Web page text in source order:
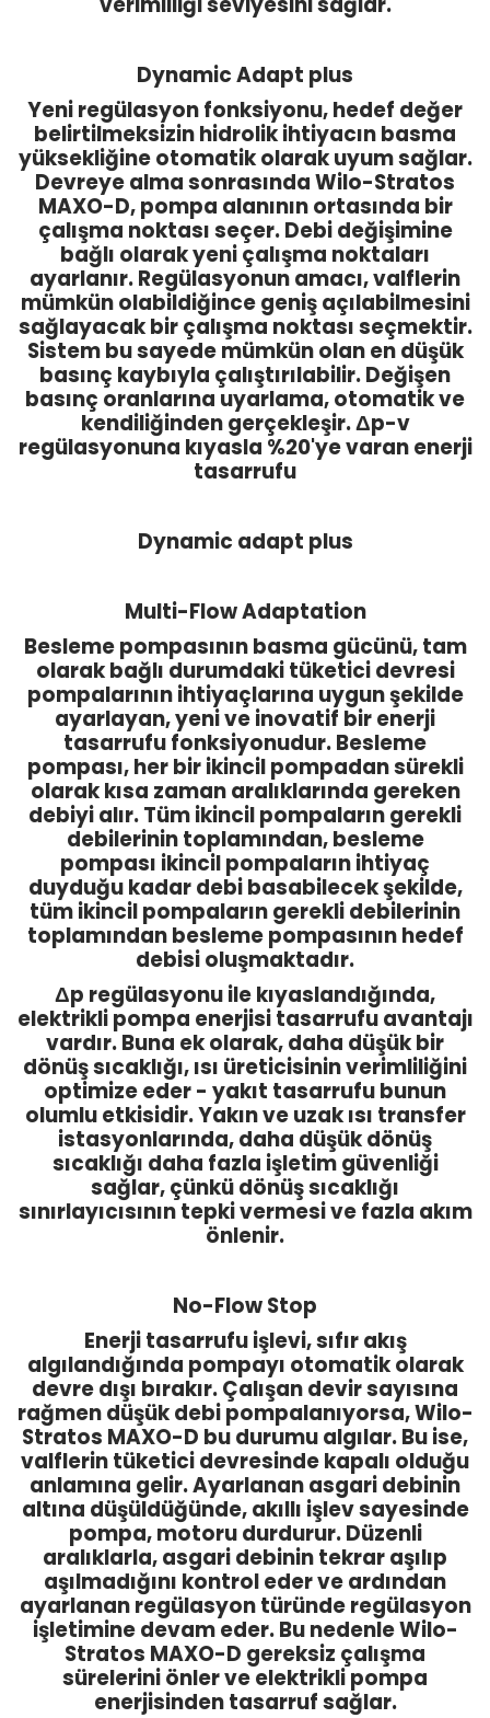
Dynamic Adapt plus
Yeni regülasyon fonksiyonu, hedef değer
belirtilmeksizin hidrolik ihtiyacın basma
yüksekliğine otomatik olarak uyum sağlar.
Devreye alma sonrasında Wilo-Stratos
MAXO-D, pompa alanının ortasında bir
çalışma noktası seçer. Debi değişimine
bağlı olarak yeni çalışma noktaları
ayarlanır. Regülasyonun amacı, valflerin
mümkün olabildiğince geniş açılabilmesini
sağlayacak bir çalışma noktası seçmektir.
Sistem bu sayede mümkün olan en düşük
basınç kaybıyla çalıştırılabilir. Değişen
basınç oranlarına uyarlama, otomatik ve
kendiliğinden gerçekleşir. Δp-v
regülasyonuna kıyasla %20'ye varan enerji
tasarrufu
Dynamic adapt plus
Multi-Flow Adaptation
Besleme pompasının basma gücünü, tam
olarak bağlı durumdaki tüketici devresi
pompalarının ihtiyaçlarına uygun şekilde
ayarlayan, yeni ve inovatif bir enerji
tasarrufu fonksiyonudur. Besleme
pompası, her bir ikincil pompadan sürekli
olarak kısa zaman aralıklarında gereken
debiyi alır. Tüm ikincil pompaların gerekli
debilerinin toplamından, besleme
pompası ikincil pompaların ihtiyaç
duyduğu kadar debi basabilecek şekilde,
tüm ikincil pompaların gerekli debilerinin
toplamından besleme pompasının hedef
debisi oluşmaktadır.
Δp regülasyonu ile kıyaslandığında,
elektrikli pompa enerjisi tasarrufu avantajı
vardır. Buna ek olarak, daha düşük bir
dönüş sıcaklığı, ısı üreticisinin verimliliğini
optimize eder - yakıt tasarrufu bunun
olumlu etkisidir. Yakın ve uzak ısı transfer
istasyonlarında, daha düşük dönüş
sıcaklığı daha fazla işletim güvenliği
sağlar, çünkü dönüş sıcaklığı
sınırlayıcısının tepki vermesi ve fazla akım
önlenir.
No-Flow Stop
Enerji tasarrufu işlevi, sıfır akış
algılandığında pompayı otomatik olarak
devre dışı bırakır. Çalışan devir sayısına
rağmen düşük debi pompalanıyorsa, Wilo-
Stratos MAXO-D bu durumu algılar. Bu ise,
valflerin tüketici devresinde kapalı olduğu
anlamına gelir. Ayarlanan asgari debinin
altına düşüldüğünde, akıllı işlev sayesinde
pompa, motoru durdurur. Düzenli
aralıklarla, asgari debinin tekrar aşılıp
aşılmadığını kontrol eder ve ardından
ayarlanan regülasyon türünde regülasyon
işletimine devam eder. Bu nedenle Wilo-
Stratos MAXO-D gereksiz çalışma
sürelerini önler ve elektrikli pompa
enerjisinden tasarruf sağlar.